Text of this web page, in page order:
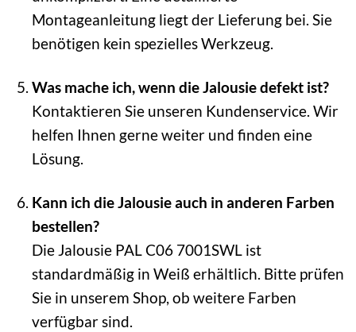
Montageanleitung liegt der Lieferung bei. Sie
benötigen kein spezielles Werkzeug.
Was mache ich, wenn die Jalousie defekt ist?
Kontaktieren Sie unseren Kundenservice. Wir
helfen Ihnen gerne weiter und finden eine
Lösung.
Kann ich die Jalousie auch in anderen Farben
bestellen?
Die Jalousie PAL C06 7001SWL ist
standardmäßig in Weiß erhältlich. Bitte prüfen
Sie in unserem Shop, ob weitere Farben
verfügbar sind.